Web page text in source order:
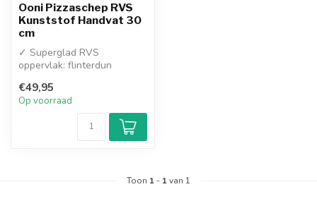
Ooni Pizzaschep RVS
Kunststof Handvat 30
cm
✓ Superglad RVS
oppervlak: flinterdun
moeiteloos onder de he...
€49,95
Op voorraad
Toon 1 - 1van 1